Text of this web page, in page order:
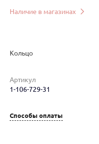
Наличие в магазинах
Наименование товара
Кольцо
Артикул
1-106-729-31
Способы оплаты